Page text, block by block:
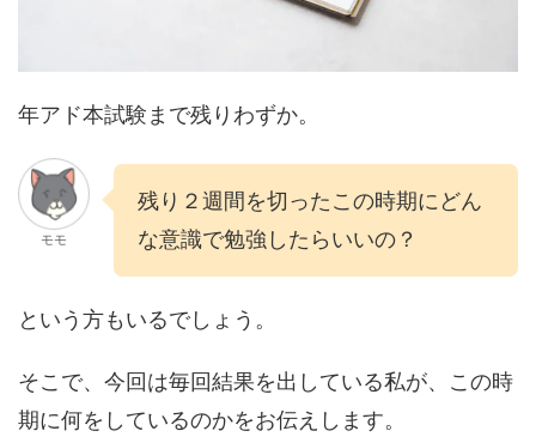
年アド本試験まで残りわずか。
モモ
残り２週間を切ったこの時期にどん
な意識で勉強したらいいの？
という方もいるでしょう。
そこで、今回は毎回結果を出している私が、この時
期に何をしているのかをお伝えします。